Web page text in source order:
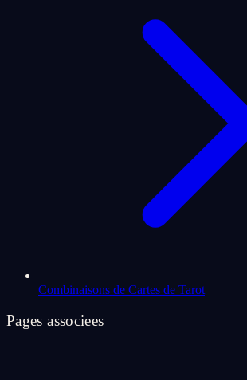
Combinaisons de Cartes de Tarot
Pages associees